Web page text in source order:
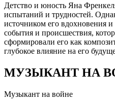
Детство и юность Яна
испытаний и трудностей.
источником его вдохновения
события и происшествия,
сформировали его как
глубокое влияние на его
МУЗЫКАНТ НА
Музыкант на войне